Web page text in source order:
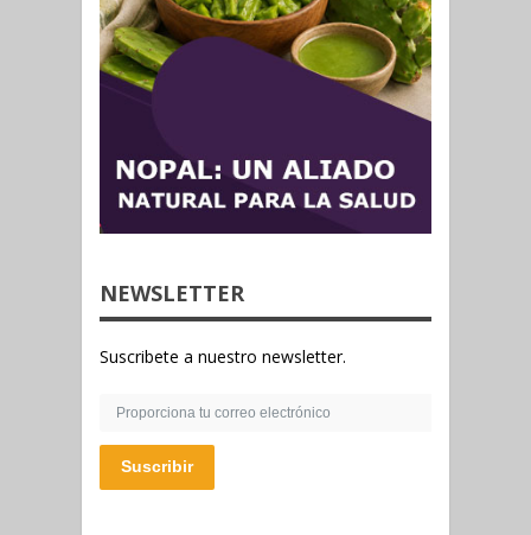
NEWSLETTER
Suscribete a nuestro newsletter.
Suscribir